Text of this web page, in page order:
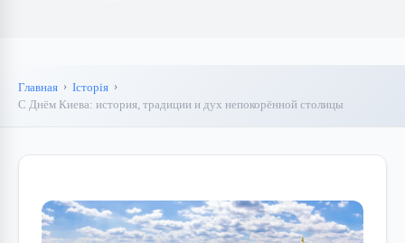
Главная
Історія
С Днём Киева: история, традиции и дух непокорённой столицы